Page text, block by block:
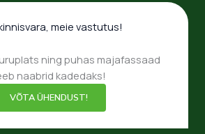
meie vastutus!
ning puhas majafassaad
naabrid kadedaks!
VÕTA ÜHENDUST!